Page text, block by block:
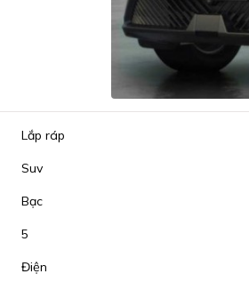
Lắp ráp
Suv
Bạc
5
Điện